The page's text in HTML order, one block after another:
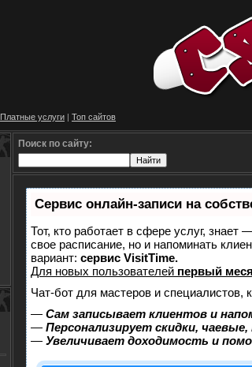
Платные услуги | Топ сайтов
Поиск по сайту:
Сервис онлайн-записи на
Тот, кто работает в сфере услуг,
свое расписание, но и напоминать
вариант: сервис VisitTime.
Для новых пользователей первый
Чат-бот для мастеров и специалистов,
— Сам записывает клиентов и
— Персонализирует скидки,
— Увеличивает доходимость и